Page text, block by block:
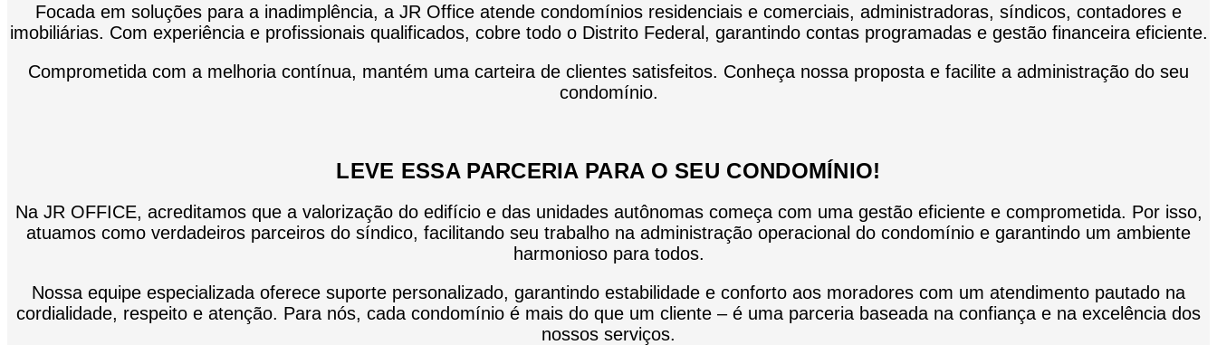
Focada em soluções para a inadimplência, a JR Office atende condomínios residenciais e comerciais, administradoras, síndicos, contadores e
imobiliárias. Com experiência e profissionais qualificados, cobre todo o Distrito Federal, garantindo contas programadas e gestão financeira eficiente.
Comprometida com a melhoria contínua, mantém uma carteira de clientes satisfeitos. Conheça nossa proposta e facilite a administração do seu
condomínio.
LEVE ESSA PARCERIA PARA O SEU CONDOMÍNIO!
Na JR OFFICE, acreditamos que a valorização do edifício e das unidades autônomas começa com uma gestão eficiente e comprometida. Por isso,
atuamos como verdadeiros parceiros do síndico, facilitando seu trabalho na administração operacional do condomínio e garantindo um ambiente
harmonioso para todos.
Nossa equipe especializada oferece suporte personalizado, garantindo estabilidade e conforto aos moradores com um atendimento pautado na
cordialidade, respeito e atenção. Para nós, cada condomínio é mais do que um cliente – é uma parceria baseada na confiança e na excelência dos
nossos serviços.